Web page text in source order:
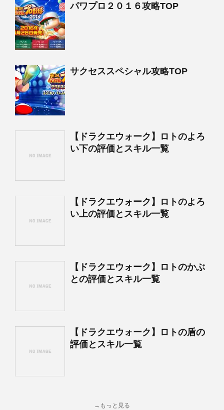
パワプロ２０１６攻略TOP
サクセススペシャル攻略TOP
【ドラクエウォーク】ロトのよろ
い下の評価とスキル一覧
【ドラクエウォーク】ロトのよろ
い上の評価とスキル一覧
【ドラクエウォーク】ロトのかぶ
との評価とスキル一覧
【ドラクエウォーク】ロトの盾の
評価とスキル一覧
→もっと見る